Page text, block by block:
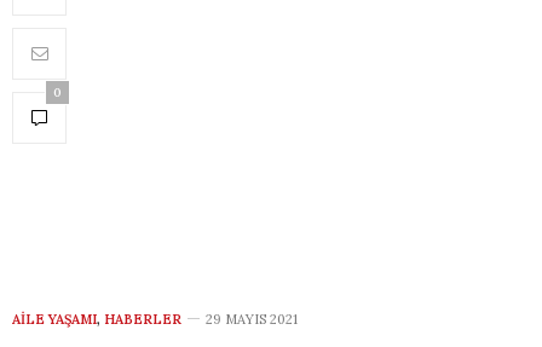
0
AILE YAŞAMI, HABERLER 29 MAYIS 2021